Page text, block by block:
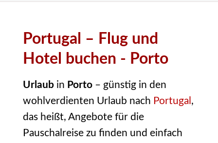
Portugal – Flug und
Hotel buchen - Porto
Urlaub in Porto – günstig in den
wohlverdienten Urlaub nach Portugal ,
das heißt, Angebote für die
Pauschalreise zu finden und einfach